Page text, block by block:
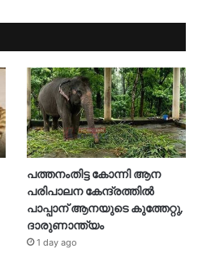
പത്തനംതിട്ട കോന്നി ആന
പരിപാലന കേന്ദ്രത്തിൽ
പാപ്പാന് ആനയുടെ കുത്തേറ്റു,
ദാരുണാന്ത്യം
1 day ago